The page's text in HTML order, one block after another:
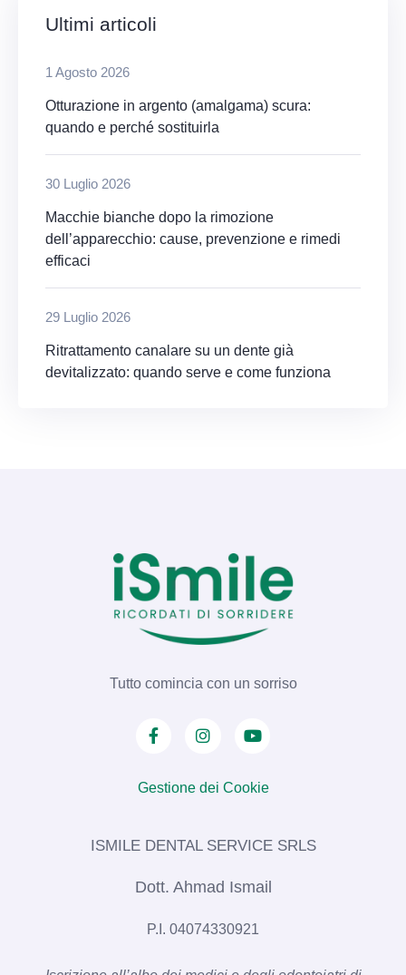
Ultimi articoli
1 Agosto 2026
Otturazione in argento (amalgama) scura:
quando e perché sostituirla
30 Luglio 2026
Macchie bianche dopo la rimozione
dell’apparecchio: cause, prevenzione e rimedi
efficaci
29 Luglio 2026
Ritrattamento canalare su un dente già
devitalizzato: quando serve e come funziona
Tutto comincia con un sorriso
Gestione dei Cookie
ISMILE DENTAL SERVICE SRLS​
Dott. Ahmad Ismail
P.I. 04074330921